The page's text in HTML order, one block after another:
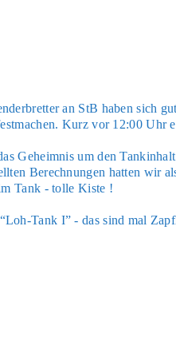
an StB haben sich
Kurz vor 12:00 Uhr
Geheim­nis um den
Berech­nun­gen hat­ten wir
Tank - tol­le Kis­te !
Tank I” - das sind mal